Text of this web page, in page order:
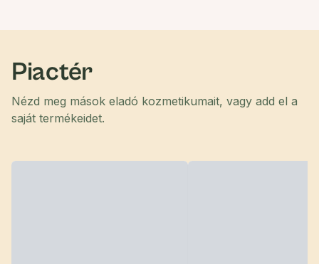
Piactér
Nézd meg mások eladó kozmetikumait, vagy add el a
saját termékeidet.